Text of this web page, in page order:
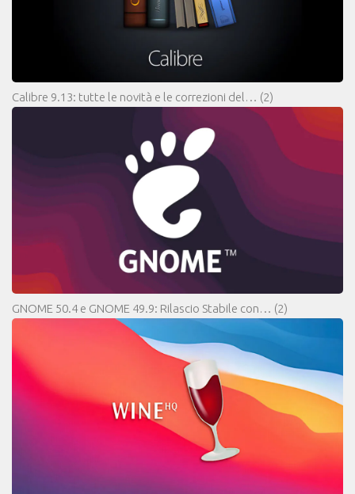
Calibre 9.13: tutte le novità e le correzioni del… (2)
GNOME 50.4 e GNOME 49.9: Rilascio Stabile con… (2)